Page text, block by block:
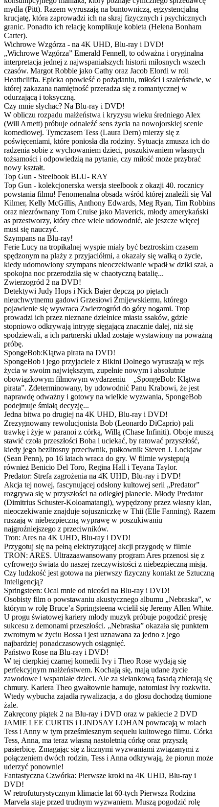
mydła (Pitt). Razem wyruszają na buntowniczą, egzystencjalną
krucjatę, która zaprowadzi ich na skraj fizycznych i psychicznych
granic. Ponadto ich relację komplikuje kobieta (Helena Bonham
Carter).
Wichrowe Wzgórza - na 4K UHD, Blu-ray i DVD!
„Wichrowe Wzgórza” Emerald Fennell, to odważna i oryginalna
interpretacja jednej z najwspanialszych historii miłosnych wszech
czasów. Margot Robbie jako Cathy oraz Jacob Elordi w roli
Heathcliffa. Epicka opowieść o pożądaniu, miłości i szaleństwie, w
której zakazana namiętność przeradza się z romantycznej w
odurzającą i toksyczną.
Czy mnie słychac? Na Blu-ray i DVD!
W obliczu rozpadu małżeństwa i kryzysu wieku średniego Alex
(Will Arnett) próbuje odnaleźć sens życia na nowojorskiej scenie
komediowej. Tymczasem Tess (Laura Dern) mierzy się z
poświęceniami, które poniosła dla rodziny. Sytuacja zmusza ich do
radzenia sobie z wychowaniem dzieci, poszukiwaniem własnych
tożsamości i odpowiedzią na pytanie, czy miłość może przybrać
nowy kształt.
Top Gun - Steelbook BLU- RAY
Top Gun - kolekcjonerska wersja steelbook z okazji 40. rocznicy
powstania filmu! Fenomenalna obsada wśród której znaleźli się Val
Kilmer, Kelly McGillis, Anthony Edwards, Meg Ryan, Tim Robbins
oraz niezrównany Tom Cruise jako Maverick, młody amerykański
as przestworzy, który chce wiele udowodnić, ale jeszcze więcej
musi się nauczyć.
Szympans na Blu-ray!
Ferie Lucy na tropikalnej wyspie miały być beztroskim czasem
spędzonym na plaży z przyjaciółmi, a okazały się walką o życie,
kiedy udomowiony szympans nieoczekiwanie wpadł w dziki szał, a
spokojna noc przerodziła się w chaotyczną batalię...
Zwierzogród 2 na DVD!
Detektywi Judy Hops i Nick Bajer depczą po piętach
nieuchwytnemu gadowi Grzesiowi Żmijewskiemu, którego
pojawienie się wywraca Zwierzogród do góry nogami. Trop
prowadzi ich przez nieznane dzielnice miasta ssaków, gdzie
stopniowo odkrywają intrygę sięgającą znacznie dalej, niż się
spodziewali, a ich partnerski układ zostaje wystawiony na poważną
próbę.
SpongeBob:Klątwa pirata na DVD!
SpongeBob i jego przyjaciele z Bikini Dolnego wyruszają w rejs
życia w swoim największym, zupełnie nowym i absolutnie
obowiązkowym filmowym wydarzeniu – „SpongeBob: Klątwa
pirata”. Zdeterminowany, by udowodnić Panu Krabowi, że jest
naprawdę odważny i gotowy na wielkie wyzwania, SpongeBob
podejmuje śmiałą decyzję...
Jedna bitwa po drugiej na 4K UHD, Blu-ray i DVD!
Zrezygnowany rewolucjonista Bob (Leonardo DiCaprio) pali
trawkę i żyje w paranoi z córką, Willą (Chase Infiniti). Oboje muszą
stawić czoła przeszłości Boba i uciekać, by ratować przyszłość,
kiedy jego bezlitosny przeciwnik, pułkownik Steven J. Lockjaw
(Sean Penn), po 16 latach wraca do gry. W filmie występują
również Benicio Del Toro, Regina Hall i Teyana Taylor.
Predator: Strefa zagrożenia na 4K UHD, Blu-ray i DVD!
Akcja tej nowej, fascynującej odsłony kultowej serii „Predator”
rozgrywa się w przyszłości na odległej planecie. Młody Predator
(Dimitrius Schuster-Koloamatangi), wypędzony przez własny klan,
nieoczekiwanie znajduje sojuszniczkę w Thii (Elle Fanning). Razem
ruszają w niebezpieczną wyprawę w poszukiwaniu
najgroźniejszego z przeciwników.
Tron: Ares na 4K UHD, Blu-ray i DVD!
Przygotuj się na pełną elektryzującej akcji przygodę w filmie
TRON: ARES. Ultrazaawansowany program Ares przenosi się z
cyfrowego świata do naszej rzeczywistości z niebezpieczną misją.
Czy ludzkość jest gotowa na pierwszy fizyczny kontakt ze Sztuczną
Inteligencją?
Springsteen: Ocal mnie od nicości na Blu-ray i DVD!
Osobisty film o powstawaniu akustycznego albumu „Nebraska”, w
którym w rolę Bruce’a Springsteena wcielił się Jeremy Allen White.
U progu światowej kariery młody muzyk próbuje pogodzić presję
sukcesu z demonami przeszłości. „Nebraska” okazała się punktem
zwrotnym w życiu Bossa i jest uznawana za jedno z jego
najbardziej ponadczasowych osiągnięć.
Państwo Rose na Blu-ray i DVD!
W tej cierpkiej czarnej komedii Ivy i Theo Rose wydają się
perfekcyjnym małżeństwem. Kochają się, mają udane życie
zawodowe i wspaniałe dzieci. Ale za sielankową fasadą zbierają się
chmury. Kariera Theo gwałtownie hamuje, natomiast Ivy rozkwita.
Wtedy wybucha zajadła rywalizacja, a do głosu dochodzą tłumione
żale.
Zakręcony piątek 2 na Blu-ray i DVD oraz w pakiecie 2 DVD
JAMIE LEE CURTIS i LINDSAY LOHAN powracają w rolach
Tess i Anny w tym prześmiesznym sequelu kultowego filmu. Córka
Tess, Anna, ma teraz własną nastoletnią córkę oraz przyszłą
pasierbicę. Zmagając się z licznymi wyzwaniami związanymi z
połączeniem dwóch rodzin, Tess i Anna odkrywają, że piorun może
uderzyć ponownie!
Fantastyczna Czwórka: Pierwsze kroki na 4K UHD, Blu-ray i
DVD!
W retrofuturystycznym klimacie lat 60-tych Pierwsza Rodzina
Marvela staje przed trudnym wyzwaniem. Muszą pogodzić rolę